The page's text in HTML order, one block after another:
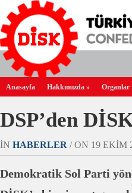
Anasayfa Hakkımızda » Organlar
DSP’den
IN HABERLER / ON 19 EKIM
Demokratik Sol Parti